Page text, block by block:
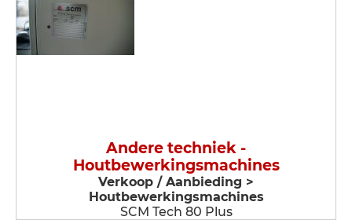
Andere techniek -
Houtbewerkingsmachines
Verkoop / Aanbieding >
Houtbewerkingsmachines
SCM Tech 80 Plus